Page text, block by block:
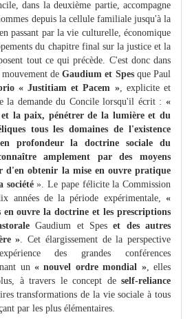
dans la deuxième partie, accompagne
depuis la cellule familiale jusqu'à la
passant par la vie culturelle, économique
du chapitre final sur la justice et la
tout ce qui précède. C'est donc dans
deGaudium et Spesque Paul
« Justitiam et Pacem », explicite et
la demande du Concile lorsqu'il écrit : «
la paix, pénétrer de la lumière et du
tous les domaines de l'existence
profondeur la doctrine sociale du
amplement par des moyens
d'en obtenir la mise en ouvre pratique
société». Le pape félicite la Commission
années de la période expérimentale, «
en ouvre la doctrine et les prescriptions
Gaudium et Speset des autres
» . Cet élargissement de la perspective
des grandes conférences
un « nouvel ordre mondial », elles
à travers le concept de self-reliance
transformations de la vie sociale à tous
par les plus élémentaires.